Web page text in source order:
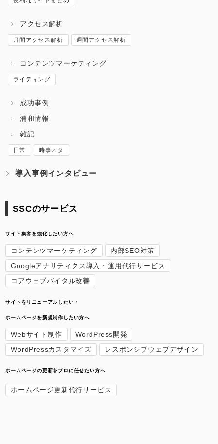
アクセス解析
月間アクセス解析 週間アクセス解析
コンテンツマーケティング
ライティング
成功事例
浦和情報
雑記
日常 時事ネタ
導入事例インタビュー
SSCのサービス
サイト集客を強化したい方へ
コンテンツマーケティング
内部SEO対策
Googleアナリティクス導入・運用代行サービス
コアウェブバイタル改善
サイトをリニューアルしたい・
ホームページを新規制作したい方へ
Webサイト制作
WordPress開発
WordPressカスタマイズ
レスポンシブウェブデザイン
ホームページの更新をプロに任せたい方へ
ホームページ更新代行サービス